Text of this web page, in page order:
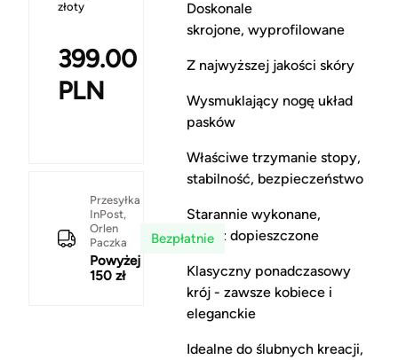
złoty
399.00
PLN
Przesyłka
InPost,
Orlen
Paczka
Powyżej
150 zł
Bezpłatnie
Doskonale
skrojone, wyprofilowane
Z najwyższej jakości skóry
Wysmuklający nogę układ
pasków
Właściwe trzymanie stopy,
stabilność, bezpieczeństwo
Starannie wykonane,
wręcz dopieszczone
Klasyczny ponadczasowy
krój - zawsze kobiece i
eleganckie
Idealne do ślubnych kreacji,